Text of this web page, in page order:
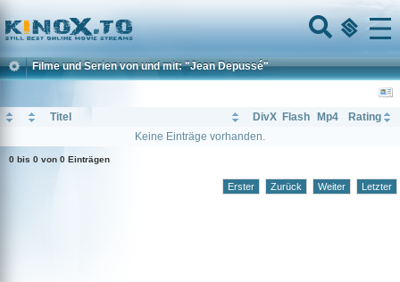
Home
Menu
Filme und Serien von und mit: "Jean Depussé"
Titel DivX Flash Mp4
Rating
Keine Einträge vorhanden.
0 bis 0 von 0 Einträgen
Erster Zurück Weiter Letzter